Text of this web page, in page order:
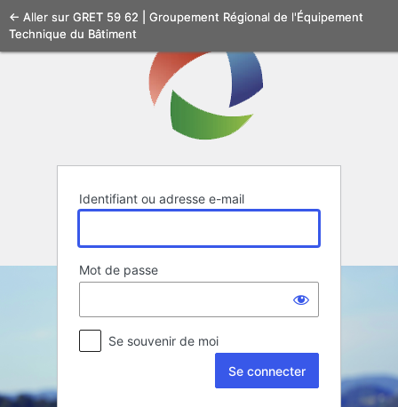
Se
connecter
Identifiant ou adresse e-mail
Mot de passe
Se souvenir de moi
← Aller sur GRET 59 62 | Groupement Régional de l'Équipement
Technique du Bâtiment